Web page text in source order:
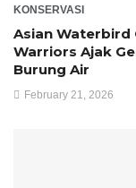
KONSERVASI
Asian Waterbird
Warriors Ajak
Burung Air
February 21, 2026